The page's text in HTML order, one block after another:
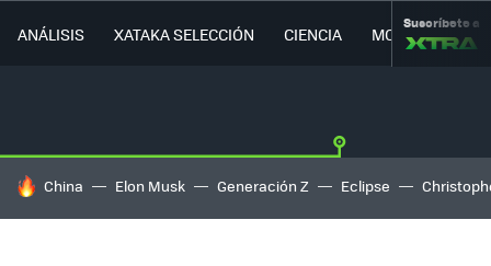
ANÁLISIS XATAKA SELECCIÓN CIENCIA MOVILIDAD
Suscríbete a
HOY SE HABLA DE
China Elon Musk Generación Z Eclipse